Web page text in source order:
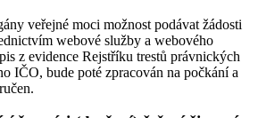
veřejné moci možnost podávat žádosti
webové služby a webového
z evidence Rejstříku trestů právnických
IČO, bude poté zpracován na počkání a